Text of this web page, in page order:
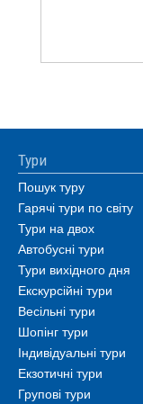
Тури
Пошук туру
Гарячі тури по світу
Тури на двох
Автобусні тури
Тури вихідного дня
Екскурсійні тури
Весільні тури
Шопінг тури
Індивідуальні тури
Екзотичні тури
Групові тури